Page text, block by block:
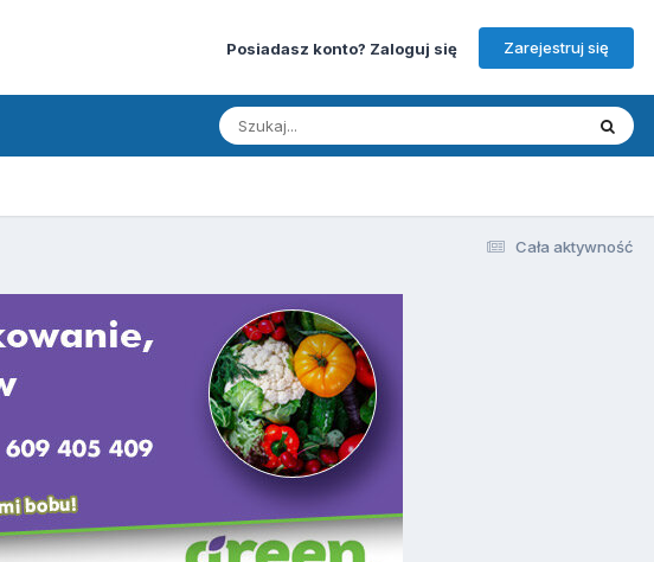
Posiadasz konto? Zaloguj się Zarejestruj się
Cała aktywność